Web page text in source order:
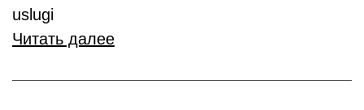
uslugi
Читать далее